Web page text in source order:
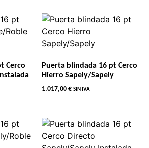
Cerco
Puerta blindada 16 pt Cerco
Hierro Sapely/Sapely
1.017,00 € SIN IVA